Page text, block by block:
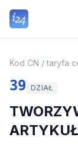
Kod CN / taryfa
39 DZIAŁ